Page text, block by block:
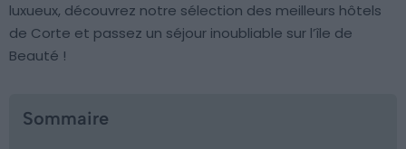
luxueux, découvrez notre sélection des meilleurs hôtels
de Corte et passez un séjour inoubliable sur l’île de
Beauté !
Sommaire